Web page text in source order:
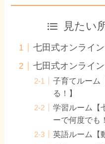
見たい
七田式オンライ
七田式オンライ
子育てルーム
る！】
学習ルーム【
ーで何度でも
英語ルーム【